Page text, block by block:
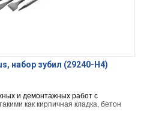
набор зубил (29240-Н4)
и демонтажных работ с
как кирпичная кладка, бетон